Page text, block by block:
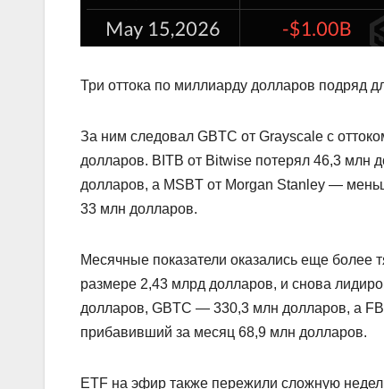
Три оттока по миллиарду долларов подряд
За ним следовал GBTC от Grayscale с
долларов. BITB от Bitwise потерял 46,3 млн
долларов, а MSBT от Morgan Stanley —
33 млн долларов.
Месячные показатели оказались еще более
размере 2,43 млрд долларов, и снова
долларов, GBTC — 330,3 млн долларов, а
прибавивший за месяц 68,9 млн долларов.
ETF на эфир также пережили сложную